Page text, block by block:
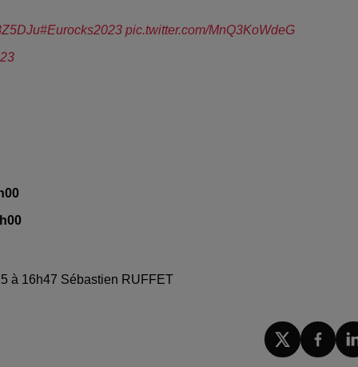
#Eurocks2023 pic.twitter.com/MnQ3KoWdeG
à 16h47 Sébastien RUFFET